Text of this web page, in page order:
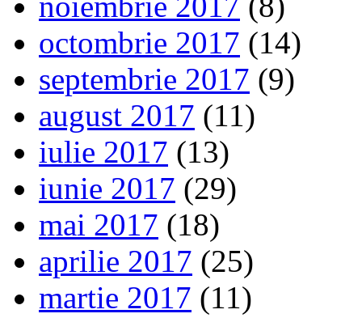
octombrie 2017 (14)
septembrie 2017 (9)
august 2017 (11)
iulie 2017 (13)
iunie 2017 (29)
mai 2017 (18)
aprilie 2017 (25)
martie 2017 (11)